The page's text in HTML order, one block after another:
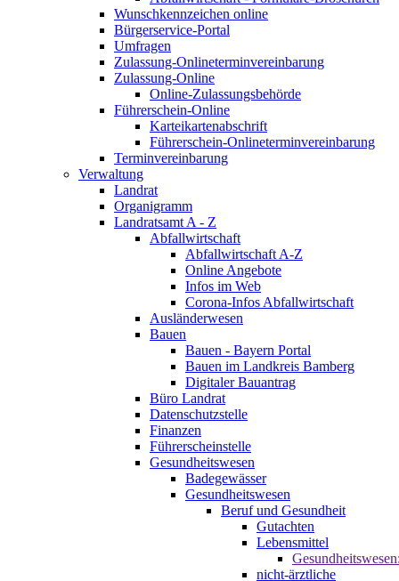
Wunschkennzeichen online
Bürgerservice-Portal
Umfragen
Zulassung-Onlineterminvereinbarung
Zulassung-Online
Online-Zulassungsbehörde
Führerschein-Online
Karteikartenabschrift
Führerschein-Onlineterminvereinbarung
Terminvereinbarung
Verwaltung
Landrat
Organigramm
Landratsamt A - Z
Abfallwirtschaft
Abfallwirtschaft A-Z
Online Angebote
Infos im Web
Corona-Infos Abfallwirtschaft
Ausländerwesen
Bauen
Bauen - Bayern Portal
Bauen im Landkreis Bamberg
Digitaler Bauantrag
Büro Landrat
Datenschutzstelle
Finanzen
Führerscheinstelle
Gesundheitswesen
Badegewässer
Gesundheitswesen
Beruf und Gesundheit
Gutachten
Lebensmittel
nicht-ärztliche